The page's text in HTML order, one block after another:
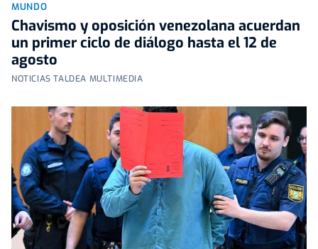
MUNDO
Chavismo y oposición venezolana acuerdan
un primer ciclo de diálogo hasta el 12 de
agosto
NOTICIAS TALDEA MULTIMEDIA